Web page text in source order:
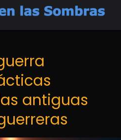
antiguas